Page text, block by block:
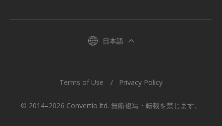
日本語
© 2014–2026 Convertio ltd. 無断複写・転載を禁じます。
Terms of Use Privacy Policy